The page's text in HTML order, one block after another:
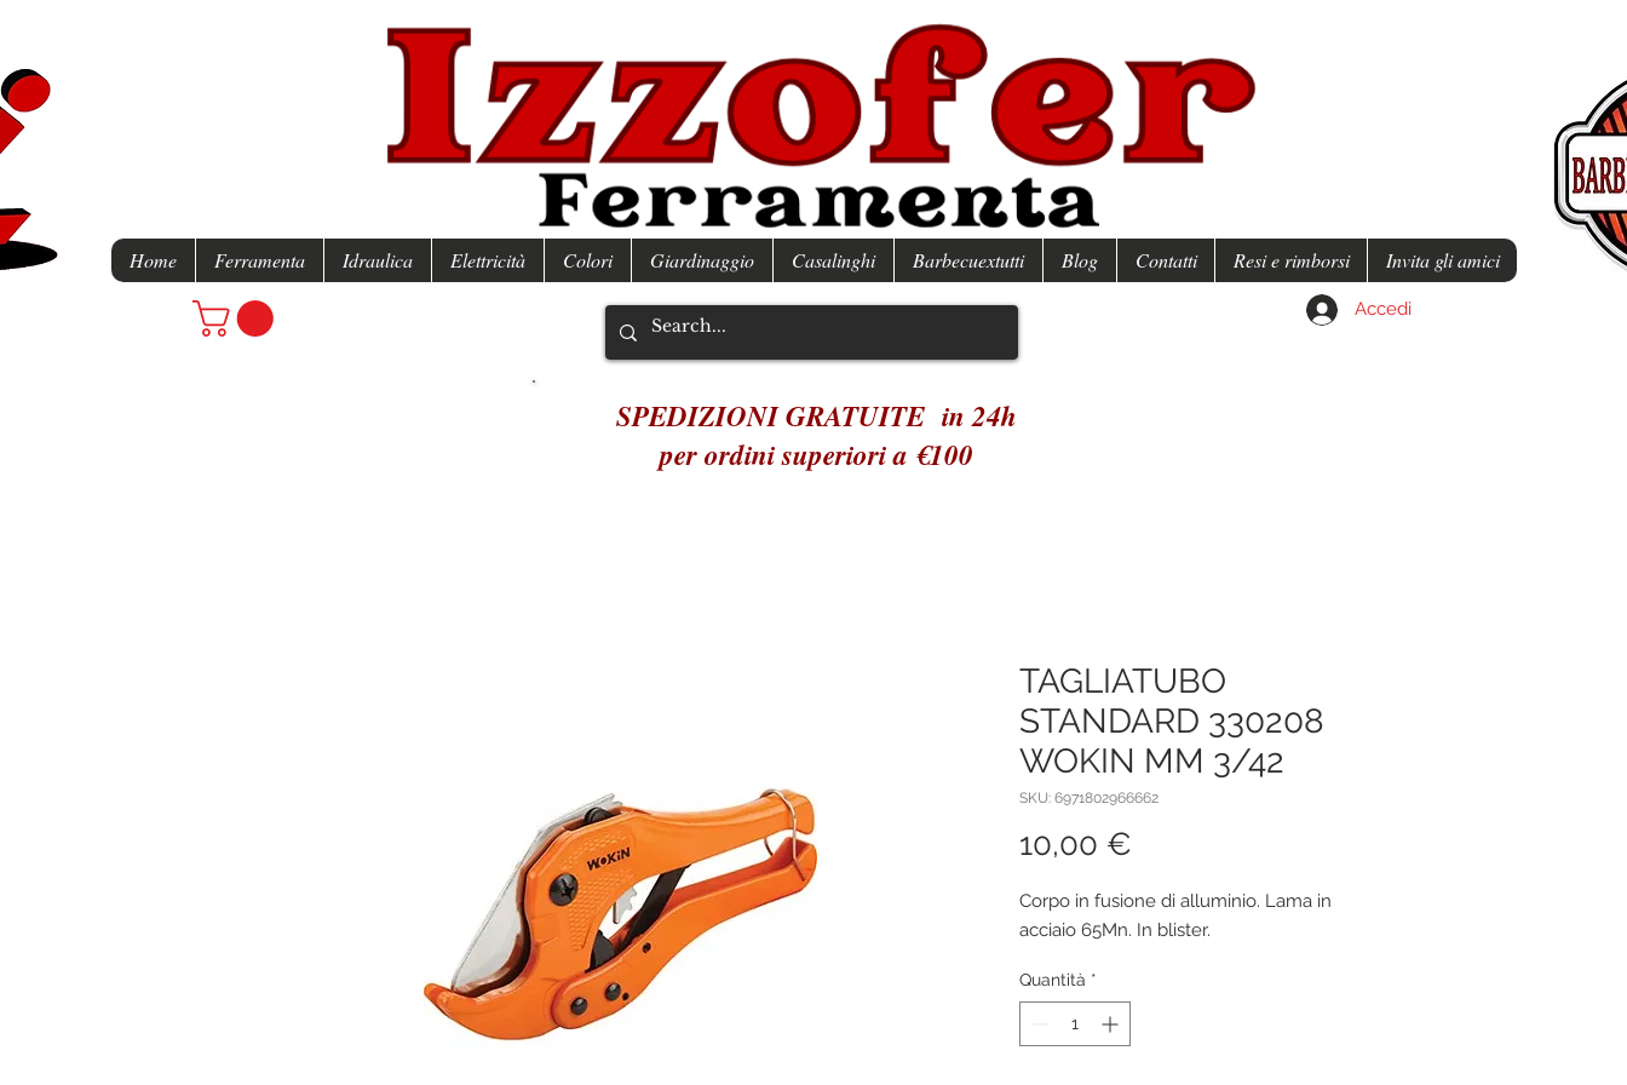
Home Ferramenta Idraulica Elettricità Colori Giardinaggio Casalinghi Barbecuextutti Blog Contatti Resi e rimborsi Invita gli amici
Accedi
SPEDIZIONI GRATUITE in 24h
per ordini superiori a €100
TAGLIATUBO
STANDARD 330208
WOKIN MM 3/42
SKU: 6971802966662
10,00 €
Corpo in fusione di alluminio. Lama in
acciaio 65Mn. In blister.
Quantità *